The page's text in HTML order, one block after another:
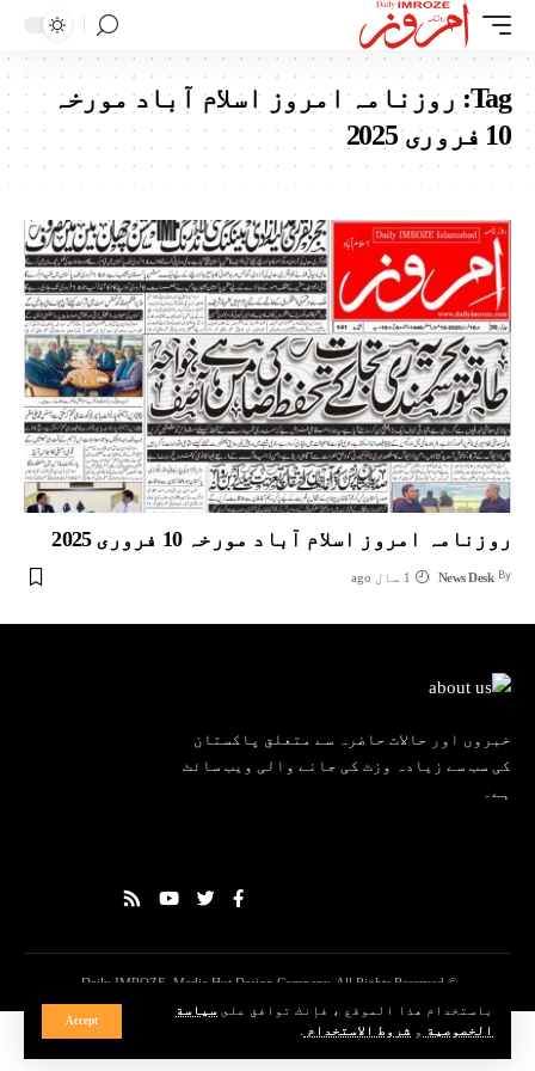
باستخدام هذا الموقع ، فإنك توافق على سياسة
الخصوصية
و شروط الاستخدام
Accept
Tag: روزنامہ امروز اسلام آباد مورخہ
10 فروری 2025
روزنامہ امروز اسلام آباد مورخہ 10 فروری 2025
By
News Desk 1 سال ago
خبروں اور حالات حاضرہ سے متعلق پاکستان
کی سب سے زیادہ وزٹ کی جانے والی ویب سائٹ
ہے۔
© Daily IMROZE. Media Hut Design Company. All Rights Reserved.